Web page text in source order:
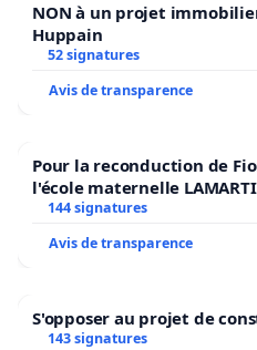
NON à un projet
Huppain
52 signatures
Avis de transparence
Pour la reconduction de
l'école maternelle
2026/2027
144 signatures
Avis de transparence
S'opposer au projet de
143 signatures